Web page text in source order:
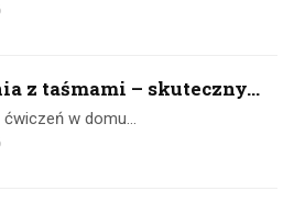
z taśmami – skuteczny...
ćwiczeń w domu…